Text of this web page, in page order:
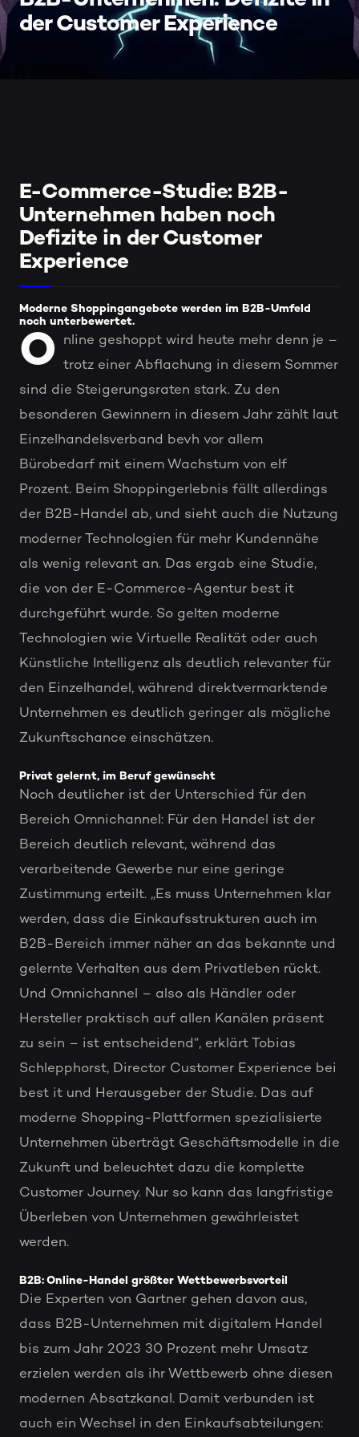
der Customer Experience
E-Commerce-Studie: B2B-
Unternehmen haben noch
Defizite in der Customer
Experience
Moderne Shoppingangebote werden im B2B-Umfeld
noch unterbewertet.
O
nline geshoppt wird heute mehr denn je –
trotz einer Abflachung in diesem Sommer
sind die Steigerungsraten stark. Zu den
besonderen Gewinnern in diesem Jahr zählt laut
Einzelhandelsverband bevh vor allem
Bürobedarf mit einem Wachstum von elf
Prozent. Beim Shoppingerlebnis fällt allerdings
der B2B-Handel ab, und sieht auch die Nutzung
moderner Technologien für mehr Kundennähe
als wenig relevant an. Das ergab eine Studie,
die von der E-Commerce-Agentur best it
durchgeführt wurde. So gelten moderne
Technologien wie Virtuelle Realität oder auch
Künstliche Intelligenz als deutlich relevanter für
den Einzelhandel, während direktvermarktende
Unternehmen es deutlich geringer als mögliche
Zukunftschance einschätzen.
Privat gelernt, im Beruf gewünscht
Noch deutlicher ist der Unterschied für den
Bereich Omnichannel: Für den Handel ist der
Bereich deutlich relevant, während das
verarbeitende Gewerbe nur eine geringe
Zustimmung erteilt. „Es muss Unternehmen klar
werden, dass die Einkaufsstrukturen auch im
B2B-Bereich immer näher an das bekannte und
gelernte Verhalten aus dem Privatleben rückt.
Und Omnichannel – also als Händler oder
Hersteller praktisch auf allen Kanälen präsent
zu sein – ist entscheidend“, erklärt Tobias
Schlepphorst, Director Customer Experience bei
best it und Herausgeber der Studie. Das auf
moderne Shopping-Plattformen spezialisierte
Unternehmen überträgt Geschäftsmodelle in die
Zukunft und beleuchtet dazu die komplette
Customer Journey. Nur so kann das langfristige
Überleben von Unternehmen gewährleistet
werden.
B2B: Online-Handel größter Wettbewerbsvorteil
Die Experten von Gartner gehen davon aus,
dass B2B-Unternehmen mit digitalem Handel
bis zum Jahr 2023 30 Prozent mehr Umsatz
erzielen werden als ihr Wettbewerb ohne diesen
modernen Absatzkanal. Damit verbunden ist
auch ein Wechsel in den Einkaufsabteilungen: